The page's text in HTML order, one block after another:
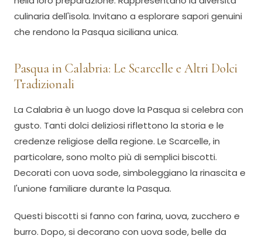
culinaria dell'isola. Invitano a esplorare sapori genuini
che rendono la Pasqua siciliana unica.
Pasqua in Calabria: Le Scarcelle e Altri Dolci
Tradizionali
La Calabria è un luogo dove la Pasqua si celebra con
gusto. Tanti dolci deliziosi riflettono la storia e le
credenze religiose della regione. Le Scarcelle, in
particolare, sono molto più di semplici biscotti.
Decorati con uova sode, simboleggiano la rinascita e
l'unione familiare durante la Pasqua.
Questi biscotti si fanno con farina, uova, zucchero e
burro. Dopo, si decorano con uova sode, belle da